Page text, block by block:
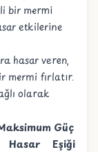
bir mermi
etkilerine
hasar veren,
mermi fırlatır.
olarak
Hasar
Güç
Eşiği